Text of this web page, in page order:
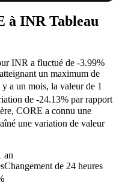
à INR Tableau
INR a fluctué de -3.99%
un maximum de
a un mois, la valeur de 1
de -24.13% par rapport
CORE a connu une
une variation de valeur
an
Changement de 24 heures